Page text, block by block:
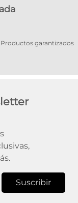
Productos garantizados
Suscribir